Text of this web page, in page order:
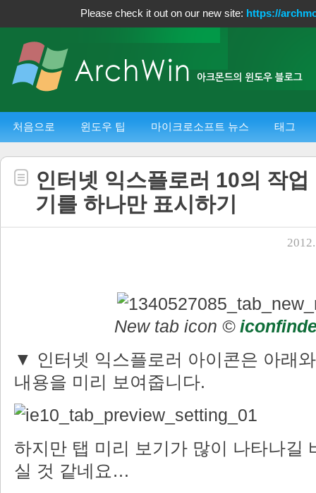
Please check it out on our new site: https://
처음으로 윈도우 팁 마이크로소프트 뉴스 태그
인터넷 익스플로러 10의 작
기를 하나만 표시하기
New tab icon ©
▼ 인터넷 익스플로러 아이콘은 아래
내용을 미리 보여줍니다.
하지만 탭 미리 보기가 많이 나타나길
실 것 같네요…